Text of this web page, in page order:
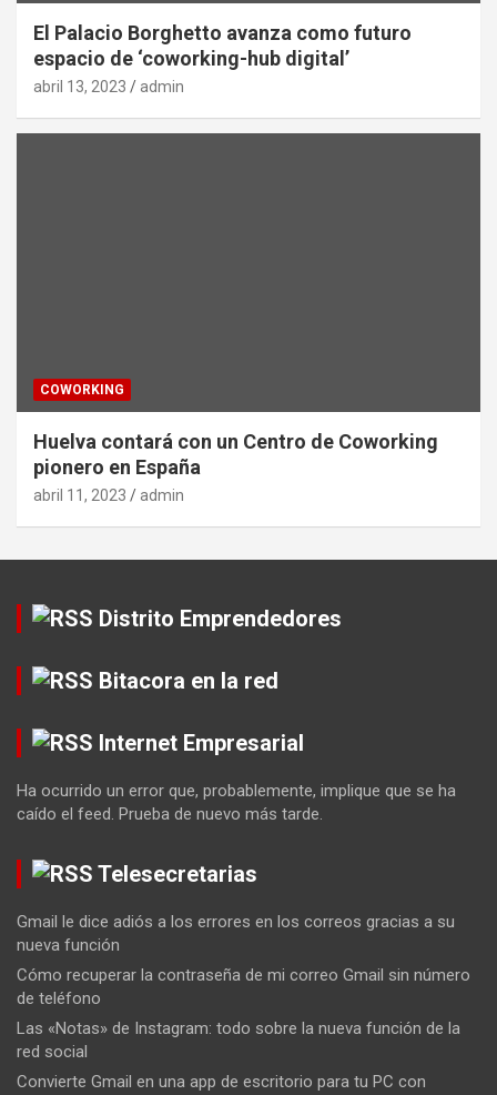
El Palacio Borghetto avanza como futuro
espacio de ‘coworking-hub digital’
abril 13, 2023 admin
COWORKING
Huelva contará con un Centro de Coworking
pionero en España
abril 11, 2023 admin
Distrito Emprendedores
Bitacora en la red
Internet Empresarial
Ha ocurrido un error que, probablemente, implique que se ha
caído el feed. Prueba de nuevo más tarde.
Telesecretarias
Gmail le dice adiós a los errores en los correos gracias a su
nueva función
Cómo recuperar la contraseña de mi correo Gmail sin número
de teléfono
Las «Notas» de Instagram: todo sobre la nueva función de la
red social
Convierte Gmail en una app de escritorio para tu PC con